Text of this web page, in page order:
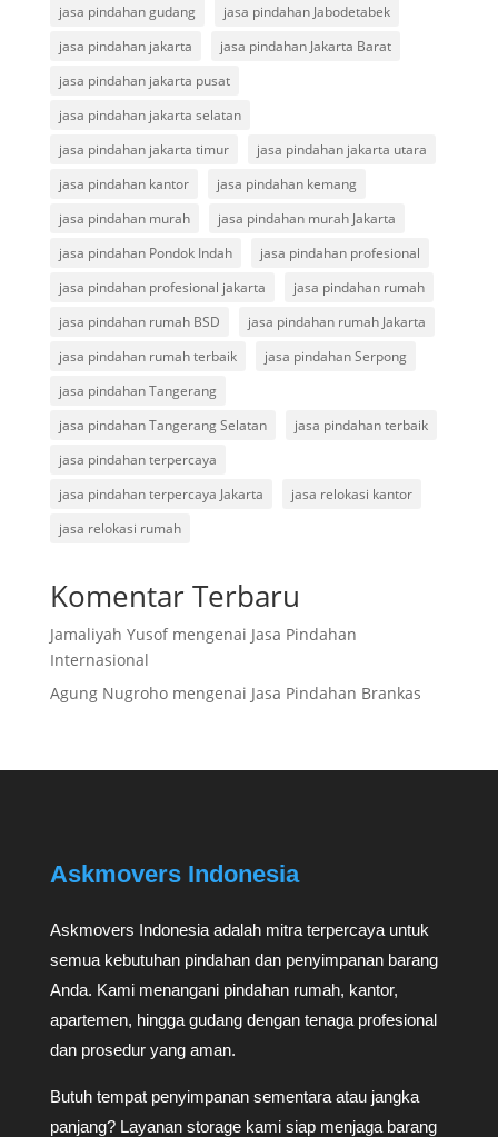
jasa pindahan gudang
jasa pindahan Jabodetabek
jasa pindahan jakarta
jasa pindahan Jakarta Barat
jasa pindahan jakarta pusat
jasa pindahan jakarta selatan
jasa pindahan jakarta timur
jasa pindahan jakarta utara
jasa pindahan kantor
jasa pindahan kemang
jasa pindahan murah
jasa pindahan murah Jakarta
jasa pindahan Pondok Indah
jasa pindahan profesional
jasa pindahan profesional jakarta
jasa pindahan rumah
jasa pindahan rumah BSD
jasa pindahan rumah Jakarta
jasa pindahan rumah terbaik
jasa pindahan Serpong
jasa pindahan Tangerang
jasa pindahan Tangerang Selatan
jasa pindahan terbaik
jasa pindahan terpercaya
jasa pindahan terpercaya Jakarta
jasa relokasi kantor
jasa relokasi rumah
Komentar Terbaru
Jamaliyah Yusofmengenai Jasa Pindahan
Internasional
Agung Nugrohomengenai Jasa Pindahan Brankas
Askmovers Indonesia
Askmovers Indonesia adalah mitra terpercaya untuk
semua kebutuhan pindahan dan penyimpanan barang
Anda. Kami menangani pindahan rumah, kantor,
apartemen, hingga gudang dengan tenaga profesional
dan prosedur yang aman.
Butuh tempat penyimpanan sementara atau jangka
panjang? Layanan storage kami siap menjaga barang